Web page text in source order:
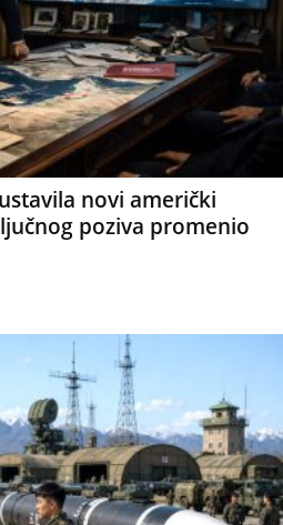
novi američki
poziva promenio